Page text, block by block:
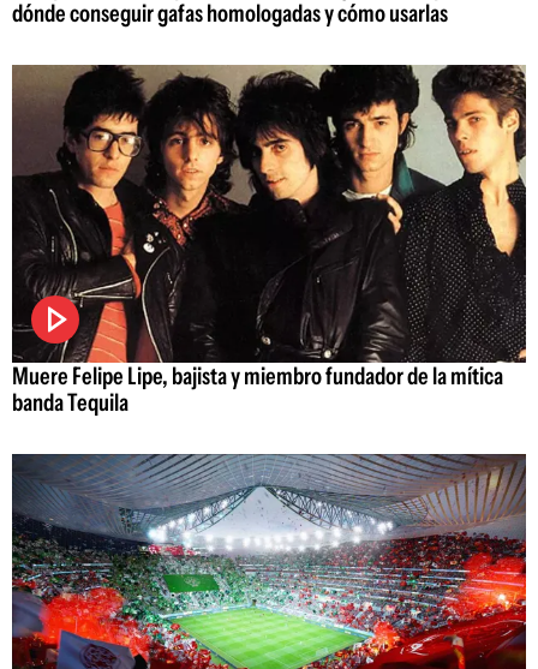
dónde conseguir gafas homologadas y cómo usarlas
Muere Felipe Lipe, bajista y miembro fundador de la mítica
banda Tequila